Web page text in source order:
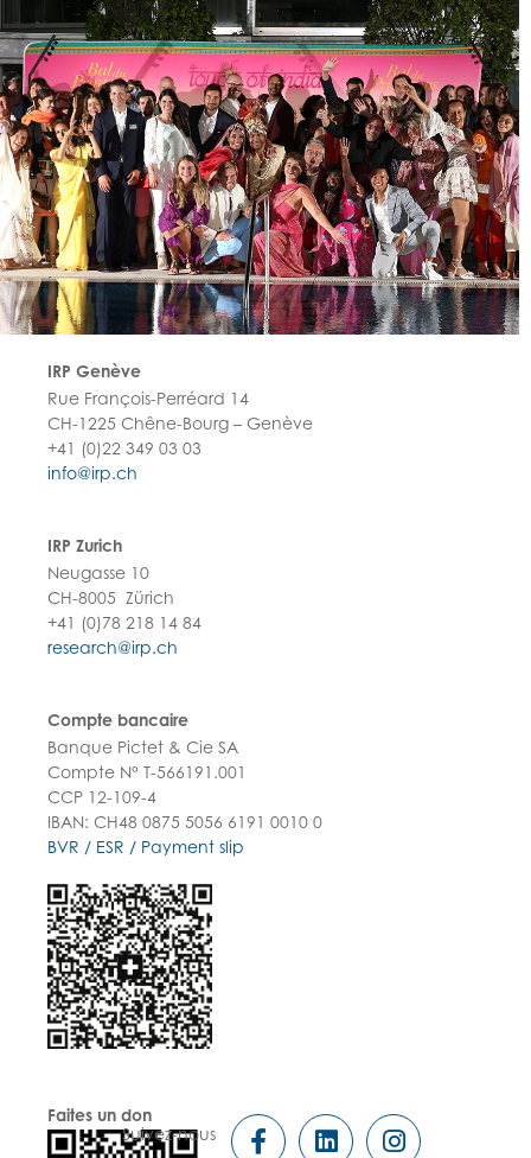
IRP Genève
Rue François-Perréard 14
CH-1225 Chêne-Bourg – Genève
+41 (0)22 349 03 03
info@irp.ch
IRP Zurich
Neugasse 10
CH-8005 Zürich
+41 (0)78 218 14 84
research@irp.ch
Compte bancaire
Banque Pictet & Cie SA
Compte N° T-566191.001
CCP 12-109-4
IBAN: CH48 0875 5056 6191 0010 0
BVR / ESR / Payment slip
Faites un don
Suivez-nous